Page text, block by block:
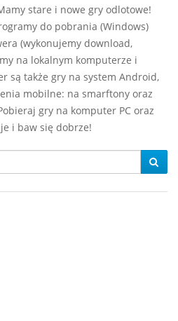
stare i nowe gry odlotowe!
do pobrania (Windows)
(wykonujemy download,
na lokalnym komputerze i
są także gry na system Android,
mobilne: na smarftony oraz
gry na komputer PC oraz
i baw się dobrze!